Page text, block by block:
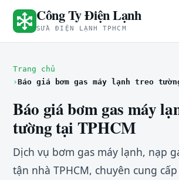
Công Ty Điện Lạnh
SỬA ĐIỆN LẠNH TPHCM
Trang chủ
Báo giá bơm gas máy
tường tại TPHCM
Dịch vụ bơm gas máy lạnh, nạp
tận nhà TPHCM, chuyên cung